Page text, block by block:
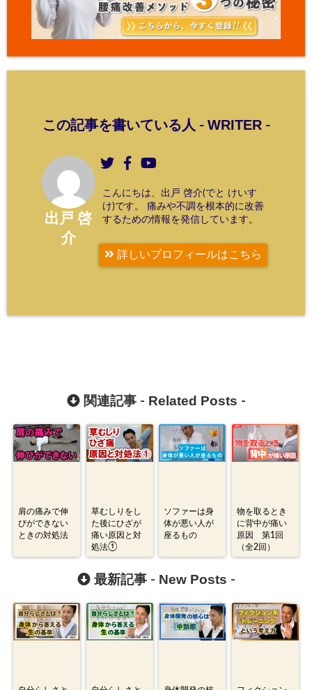
この記事を書いている人 - WRITER-
出戸 啓
介
こんにちは、出戸 啓介(でと けいす
け)です。 痛みや不調を根本的に改善
するための情報を発信しています。
詳しいプロフィールはこちら
関連記事 - Related Posts -
肩の痛みで伸
びができない
ときの対処法
草むしりをし
た後にひざが
痛い原因と対
処法①
ソファーは身
体が悪い人が
座るもの
物を取るとき
に背中が痛い
原因 第1回
（全2回）
最新記事 - New Posts -